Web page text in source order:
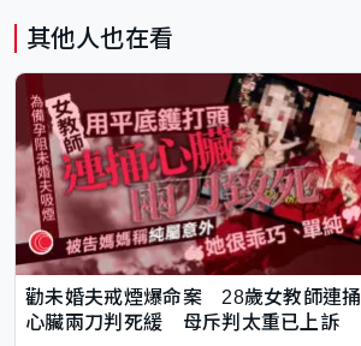
其他人也在看
勸未婚夫戒煙爆命案 28歲女教師連捅
心臟兩刀判死緩 母斥判太重已上訴